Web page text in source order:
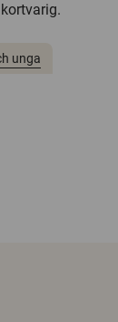
unga